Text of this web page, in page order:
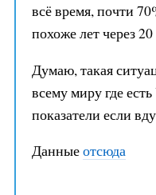
всё время, почти
похоже лет через
Думаю, такая
всему миру где
показатели если
Данныеотсюда